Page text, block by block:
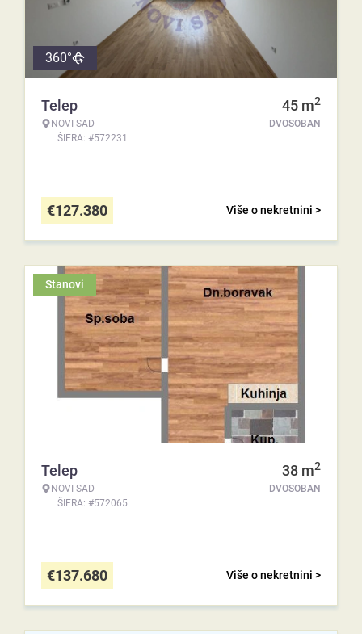
360°
Telep
NOVI SAD
ŠIFRA: #572231
45 m2
DVOSOBAN
Više o nekretnini >
€127.380
Stanovi
Telep
NOVI SAD
ŠIFRA: #572065
38 m2
DVOSOBAN
Više o nekretnini >
€137.680